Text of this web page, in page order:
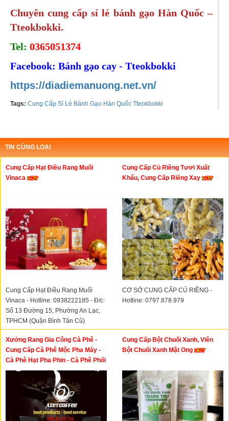
Chuyên cung cấp sỉ lẻ bánh gạo Hàn Quốc –
Tteokbokki.
Tel: 0365051374
Facebook: Bánh gạo cay - Tteokbokki
https://diadiemanuong.net.vn/
Tags: Cung Cấp Sỉ Lẻ Bánh Gạo Hàn Quốc Tteokbokki
TIN CÙNG LOẠI
Cung Cấp Hạt Điều Rang Muối
Vinaca
Cung Cấp Hạt Điều Rang Muối
Vinaca - Hotline: 0938222185 - Đ/c:
Số 13 Đường 15, Phường An Lạc,
TPHCM (Quận Bình Tân Cũ)
Cung Cấp Củ Riềng Tươi Xuất
Khẩu, Cung Cấp Riềng Xay
CƠ SỞ CUNG CẤP CỦ RIỀNG -
Hotline: 0797.878.979
Xưởng Rang Gia Công Cà Phê -
Cung Cấp Cà Phê Mộc Pha Máy -
Cà Phê Hạt Pha Phin - Cà Phê Phối
Gu - Cà Phê Rang Giá Sỉ - Cà Phê
Nhân Xanh
Cung Cấp Bột Chuối Xanh, Viên
Bột Chuối Xanh Mật Ong